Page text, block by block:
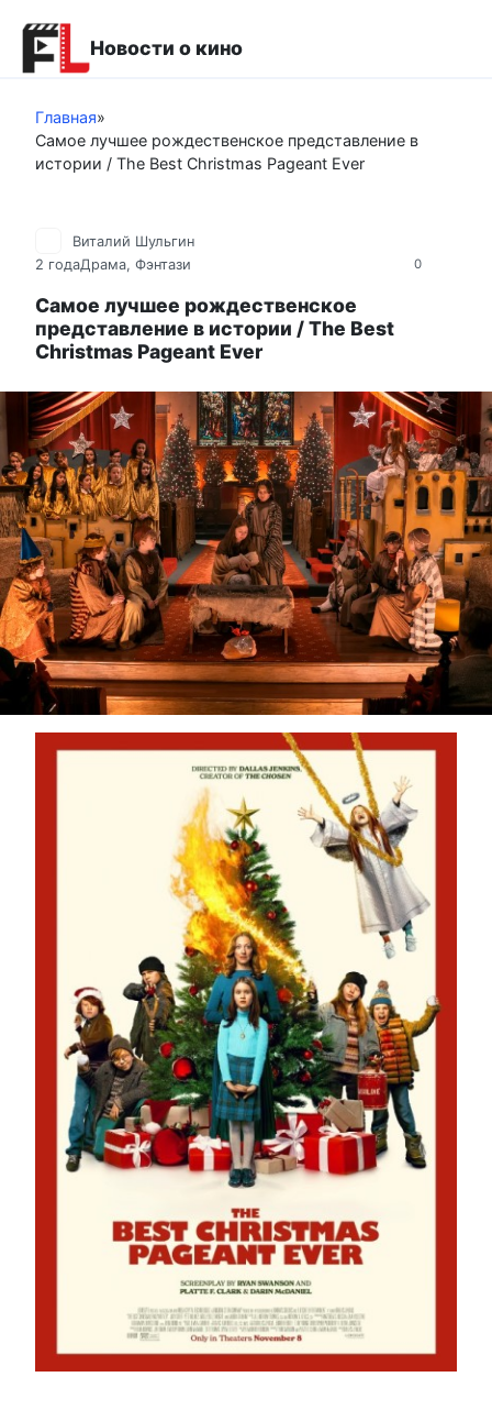
контенту
Новости о кино
Главная»
Самое лучшее рождественское представление в
истории / The Best Christmas Pageant Ever
0
Виталий Шульгин
2 годаДрама, Фэнтази
Самое лучшее рождественское
представление в истории / The Best
Christmas Pageant Ever